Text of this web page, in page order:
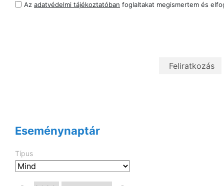
Az adatvédelmi tájékoztatóban foglaltakat megismertem és
Eseménynaptár
Típus